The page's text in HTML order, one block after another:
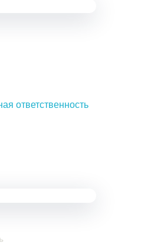
ответственность